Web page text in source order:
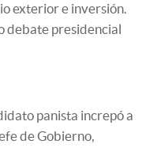
exterior e inversión.
debate presidencial
panista increpó a
de Gobierno,